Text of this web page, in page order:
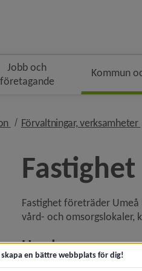
Jobb och
företagande
Kommun
nivå i brödsmulenavigeringen
Förvaltningar, verksamheter
för Kommunfakta
för Kommunens organisation
Fastighet
Fastighet företräder
vård- och omsorgslokaler,
Uppdrag
en bättre webbplats för dig!